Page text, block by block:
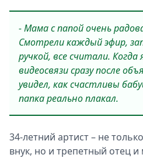
- Мама с папой очень
Смотрели каждый эфир,
ручкой, все считали. Когда
видеосвязи сразу после
увидел, как счастливы
папка реально плакал.
34-летний артист – не
внук, но и трепетный отец и